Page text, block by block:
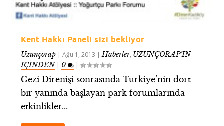
Kent Hakkı Paneli sizi bekliyor
Uzunçorap |Ağu 1, 2013 |Haberler, UZUNÇORAP’IN
İÇİNDEN| 0 |
Gezi Direnişi sonrasında Türkiye’nin dört
bir yanında başlayan park forumlarında
etkinlikler...